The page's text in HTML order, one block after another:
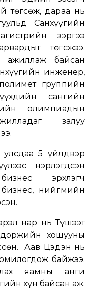
төгсөж, дараа нь
Санхүүгийн
зэргээ
төгсжээ.
байсан
инженер,
группийн
сангийн
олимпиадын
залуу
5 үйлдвэр
нэрлэгдсэн
эрхлэгч
нийгмийн
нар нь Түшээт
хошууны
Аав Цэдэн нь
байжээ.
яамны анги
хүн байсан аж.